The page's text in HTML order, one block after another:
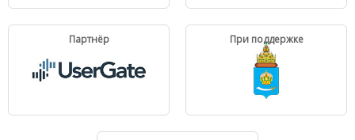
Партнёр При поддержке